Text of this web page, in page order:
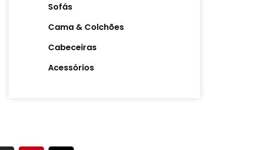
Sofás
Cama & Colchões
Cabeceiras
Acessórios